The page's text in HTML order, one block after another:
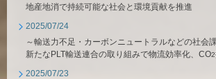
地産地消で持続可能な社会と環境貢献を推進
2025/07/24
～輸送力不足・カーボンニュートラルなどの社会
新たなPLT輸送連合の取り組みで物流効率化、CO2
2025/07/23